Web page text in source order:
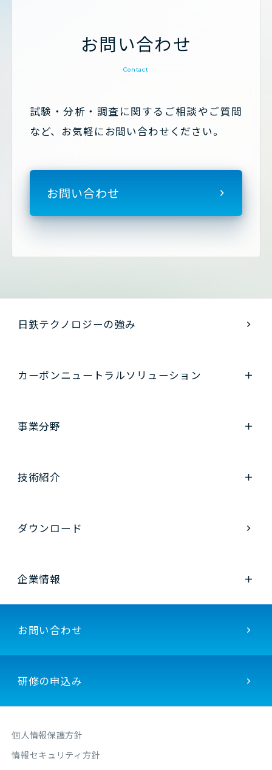
お問い合わせ
Contact
試験・分析・調査に関するご相談やご質問
など、お気軽にお問い合わせください。
お問い合わせ
日鉄テクノロジーの強み
カーボンニュートラルソリューション
事業分野
技術紹介
ダウンロード
企業情報
お問い合わせ
研修の申込み
個人情報保護方針
情報セキュリティ方針